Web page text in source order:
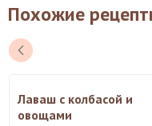
Похожие
Лаваш с колбасой и
овощами